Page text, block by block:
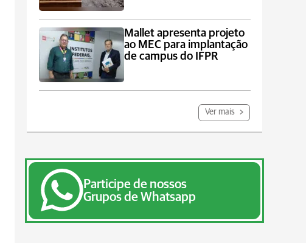
Mallet apresenta projeto
ao MEC para implantação
de campus do IFPR
Ver mais
Participe de nossos
Grupos de Whatsapp